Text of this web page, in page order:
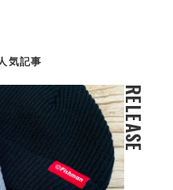
気記事
RELEASE